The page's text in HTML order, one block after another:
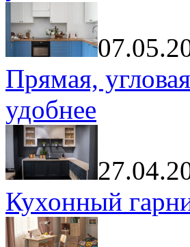
Прямая,
удобнее
Кухонный